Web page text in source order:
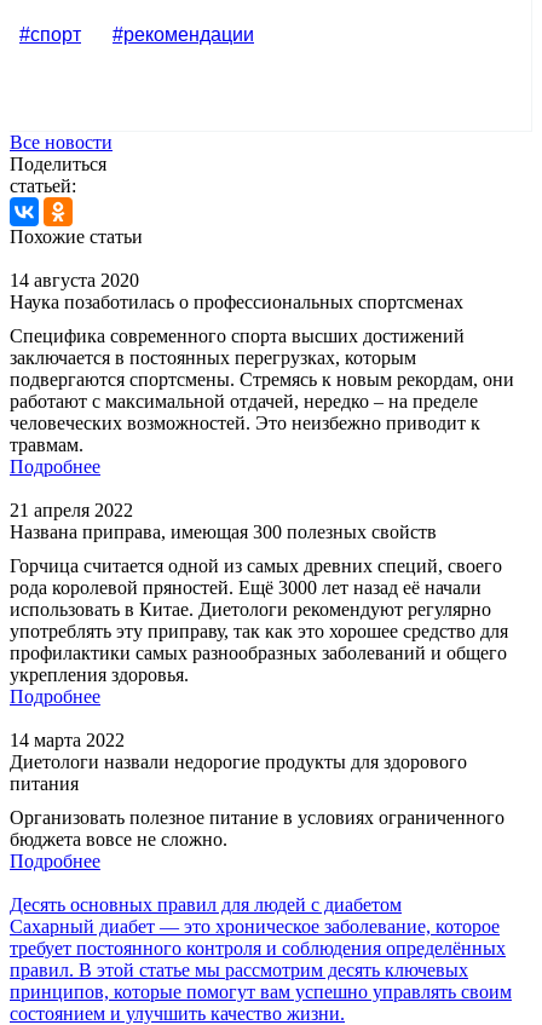
#спорт #рекомендации
Все новости
Поделиться
статьей:
Похожие статьи
14 августа 2020
Наука позаботилась о профессиональных спортсменах
Специфика современного спорта высших достижений
заключается в постоянных перегрузках, которым
подвергаются спортсмены. Стремясь к новым рекордам, они
работают с максимальной отдачей, нередко – на пределе
человеческих возможностей. Это неизбежно приводит к
травмам.
Подробнее
21 апреля 2022
Названа приправа, имеющая 300 полезных свойств
Горчица считается одной из самых древних специй, своего
рода королевой пряностей. Ещё 3000 лет назад её начали
использовать в Китае. Диетологи рекомендуют регулярно
употреблять эту приправу, так как это хорошее средство для
профилактики самых разнообразных заболеваний и общего
укрепления здоровья.
Подробнее
14 марта 2022
Диетологи назвали недорогие продукты для здорового
питания
Организовать полезное питание в условиях ограниченного
бюджета вовсе не сложно.
Подробнее
Десять основных правил для людей с диабетом
Сахарный диабет — это хроническое заболевание, которое
требует постоянного контроля и соблюдения определённых
правил. В этой статье мы рассмотрим десять ключевых
принципов, которые помогут вам успешно управлять своим
состоянием и улучшить качество жизни.